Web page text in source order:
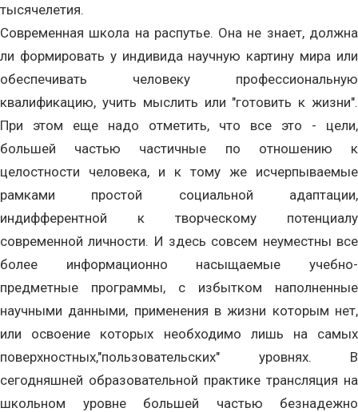
тысячелетия.
Современная школа на распутье. Она не знает, должна
ли формировать у индивида научную картину мира или
обеспечивать человеку профессиональную
квалификацию, учить мыслить или "готовить к жизни".
При этом еще надо отметить, что все это - цели,
большей частью частичные по отношению к
целостности человека, и к тому же исчерпываемые
рамками простой социальной адаптации,
индифферентной к творческому потенциалу
современной личности. И здесь совсем неуместны все
более информационно насыщаемые учебно-
предметные программы, с избытком наполненные
научными данными, применения в жизни которым нет,
или освоение которых необходимо лишь на самых
поверхностных,"пользовательских" уровнях. В
сегодняшней образовательной практике трансляция на
школьном уровне большей частью безнадежно